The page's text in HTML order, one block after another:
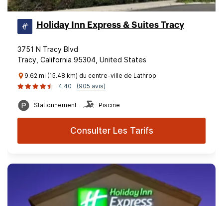
Holiday Inn Express & Suites Tracy
3751 N Tracy Blvd
Tracy, California 95304, United States
9.62 mi (15.48 km) du centre-ville de Lathrop
4.40
(905 avis)
Stationnement Piscine
Consulter Les Tarifs